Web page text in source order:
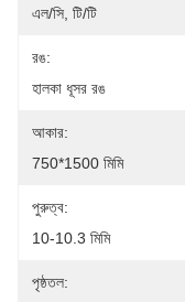
এল/সি, টি/টি
রঙ:
হালকা ধূসর রঙ
আকার:
750*1500 মিমি
পুরুত্ব:
10-10.3 মিমি
পৃষ্ঠতল: